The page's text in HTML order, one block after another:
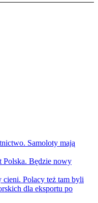
Samoloty mają
Polska. Będzie nowy
cieni. Polacy też tam byli
dla eksportu po